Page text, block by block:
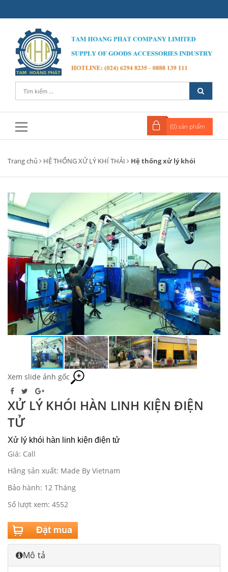
(0) sản phẩm
Trang chủ HỆ THỐNG XỬ LÝ KHÍ THẢI Hệ thống xử lý khói
Xem slide ảnh gốc
XỬ LÝ KHÓI HÀN LINH KIỆN ĐIỆN
TỬ
Xử lý khói hàn linh kiện điện tử
Giá: Call
Hãng sản xuất: Made By Vietnam
Bảo hành: 12 Tháng
Số lượt xem: 4552
Mô tả